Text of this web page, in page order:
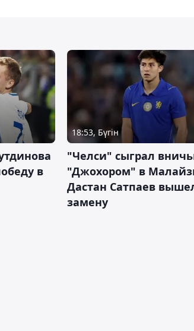
в
18:53, Бүгін
"Челси" сыграл
"Джохором" в
Дастан Сатпаев
замену